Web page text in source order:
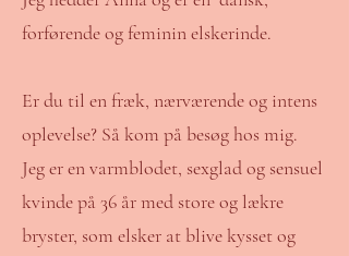
forførende og feminin elskerinde.
Er du til en fræk, nærværende og intens
oplevelse? Så kom på besøg hos mig.
Jeg er en varmblodet, sexglad og sensuel
kvinde på 36 år med store og lækre
bryster, som elsker at blive kysset og